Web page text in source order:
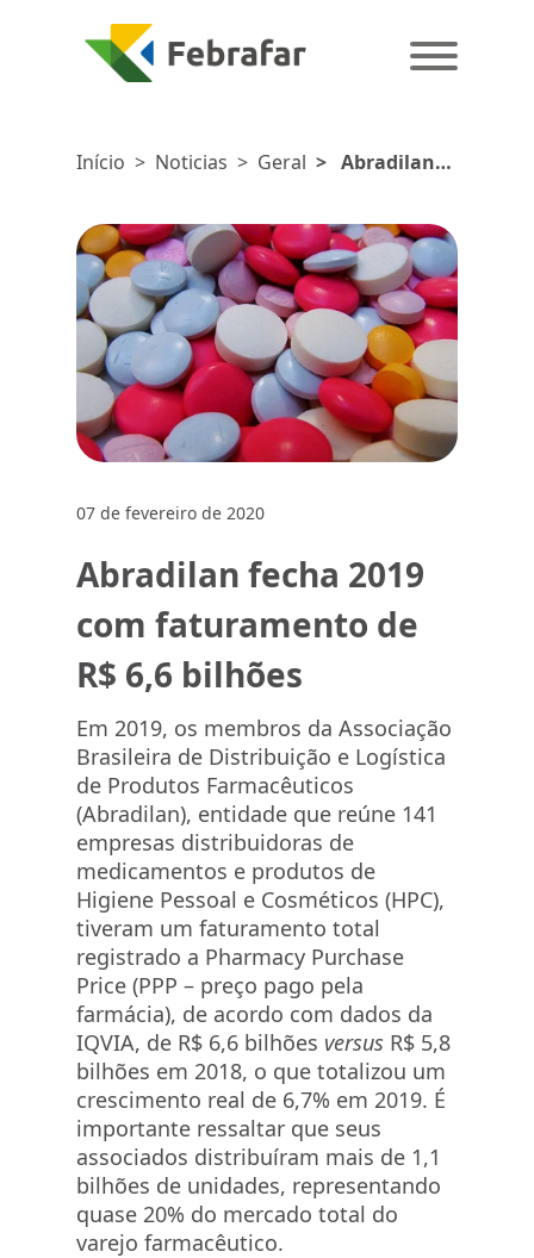
Início > Noticias > Geral > Abradilan
faturamento de
R$ 6,6 bilhões
07 de fevereiro de 2020
Abradilan fecha 2019
com faturamento de
R$ 6,6 bilhões
Em 2019, os membros da Associação
Brasileira de Distribuição e Logística
de Produtos Farmacêuticos
(Abradilan), entidade que reúne 141
empresas distribuidoras de
medicamentos e produtos de
Higiene Pessoal e Cosméticos (HPC),
tiveram um faturamento total
registrado a Pharmacy Purchase
Price (PPP – preço pago pela
farmácia), de acordo com dados da
IQVIA, de R$ 6,6 bilhões versus R$ 5,8
bilhões em 2018, o que totalizou um
crescimento real de 6,7% em 2019. É
importante ressaltar que seus
associados distribuíram mais de 1,1
bilhões de unidades, representando
quase 20% do mercado total do
varejo farmacêutico.